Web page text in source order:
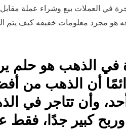
ايضا متاجرة في العملات بيع وشراء
هو مجرد معلومات خفيفه كيف يتم
في الذهب هو حلم
أن الذهب من
وأن تتاجر في
كبير جدًا، فقط